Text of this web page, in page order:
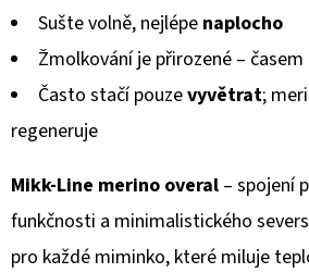
Sušte volně, nejlépe naplocho
Žmolkování je přirozené –
Často stačí pouzevyvětrat;
regeneruje
Mikk-Line merino overal – spojení
funkčnosti a minimalistického
pro každé miminko, které miluje